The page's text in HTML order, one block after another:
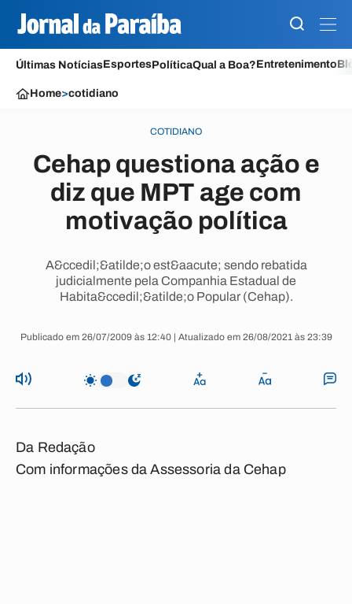
Últimas NotíciasEsportesPolíticaQual a Boa?Entretenimento
Home>cotidiano
COTIDIANO
Cehap questiona ação e
diz que MPT age com
motivação política
A&ccedil;&atilde;o est&aacute; sendo rebatida
judicialmente pela Companhia Estadual de
Habita&ccedil;&atilde;o Popular (Cehap).
Publicado em 26/07/2009 às 12:40 | Atualizado em 26/08/2021 às 23:39
Da Redação
Com informações da Assessoria da Cehap